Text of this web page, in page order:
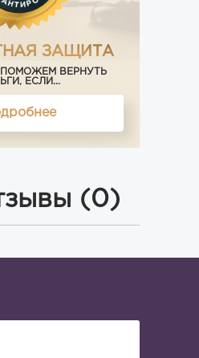
ЗАЩИТА
ВЕРНУТЬ
ЕСЛИ...
(0)